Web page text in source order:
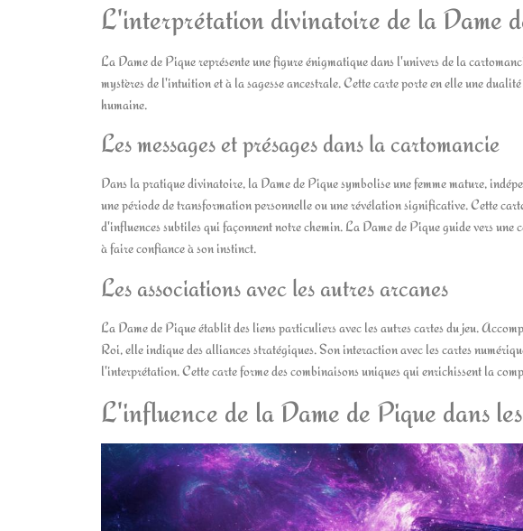
L'interprétation divinatoire de la Dame
La Dame de Pique représente une figure énigmatique dans l'univers de la
mystères de l'intuition et à la sagesse ancestrale. Cette carte porte en elle une
humaine.
Les messages et présages dans la cartomancie
Dans la pratique divinatoire, la Dame de Pique symbolise une femme mature,
une période de transformation personnelle ou une révélation significative. Cette
d'influences subtiles qui façonnent notre chemin. La Dame de Pique guide vers une
à faire confiance à son instinct.
Les associations avec les autres arcanes
La Dame de Pique établit des liens particuliers avec les autres cartes du jeu.
Roi, elle indique des alliances stratégiques. Son interaction avec les cartes
l'interprétation. Cette carte forme des combinaisons uniques qui enrichissent la
L'influence de la Dame de Pique dans